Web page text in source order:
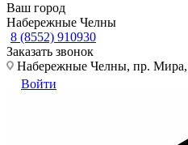
Ваш город
Набережные Челны
8 (8552) 910930
Заказать звонок
Набережные Челны, пр.
Войти